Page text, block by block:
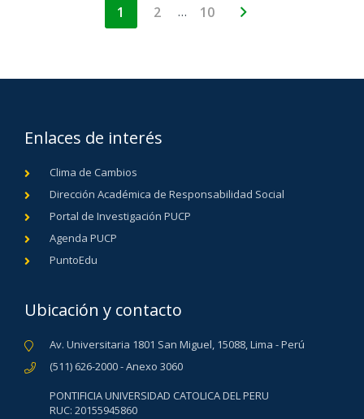
1 2 … 10
Enlaces de interés
Clima de Cambios
Dirección Académica de Responsabilidad Social
Portal de Investigación PUCP
Agenda PUCP
PuntoEdu
Ubicación y contacto
Av. Universitaria 1801 San Miguel, 15088, Lima - Perú
(511) 626-2000 - Anexo 3060
PONTIFICIA UNIVERSIDAD CATOLICA DEL PERU
RUC: 20155945860